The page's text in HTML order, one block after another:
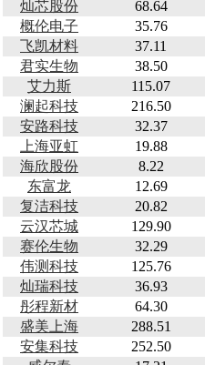
灿芯股份
68.64
概伦电子
35.76
飞凯材料
37.11
君实生物
38.50
艾力斯
115.07
澜起科技
216.50
安路科技
32.37
上海亚虹
19.88
海欣股份
8.22
东富龙
12.69
复洁科技
20.82
云汉芯城
129.90
赛伦生物
32.29
伟测科技
125.76
灿瑞科技
36.93
彤程新材
64.30
盛美上海
288.51
安集科技
252.50